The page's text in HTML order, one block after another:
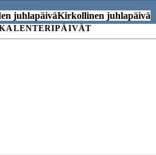
juhlapäiväKirkollinen juhlapäivä